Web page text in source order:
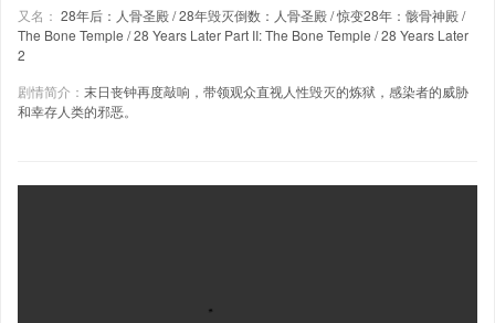
又名： 28年后：人骨圣殿 / 28年毁灭倒数：人骨圣殿 / 惊变28年：骸骨神殿 /
The Bone Temple / 28 Years Later Part II: The Bone Temple / 28 Years Later
2
剧情简介： 末日丧钟再度敲响，带领观众直视人性毁灭的炼狱，感染者的威胁
和幸存人类的邪恶。